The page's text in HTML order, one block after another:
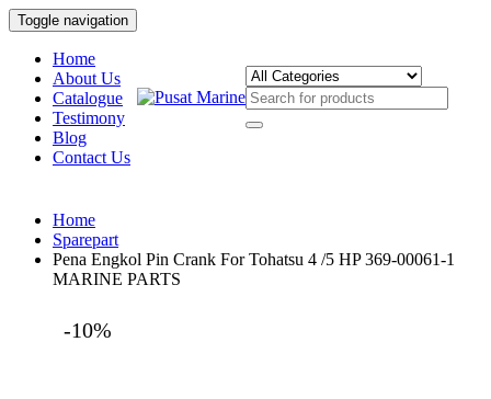
Toggle navigation
Home
About Us
Catalogue
Testimony
Blog
Contact Us
Home
Sparepart
Pena Engkol Pin Crank For Tohatsu 4 /5 HP 369-00061-1
MARINE PARTS
-10%